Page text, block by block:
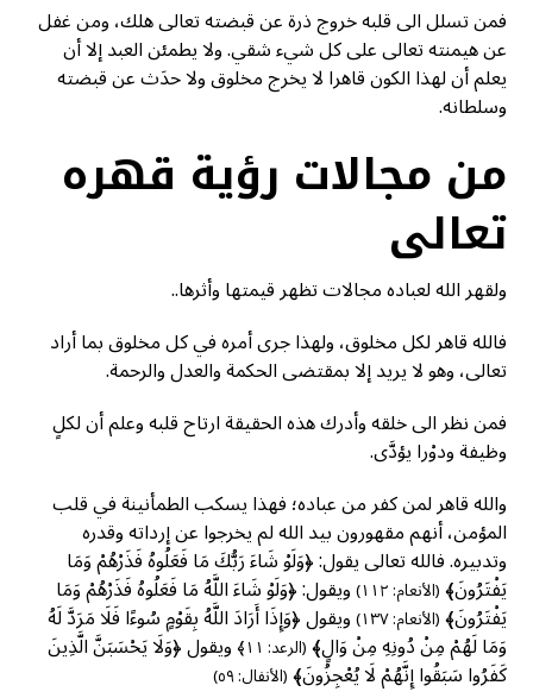
فمن تسلل الى قلبه خروج ذرة عن قبضته تعالى هلك، ومن غفل
عن هيمنته تعالى على كل شيء شقي. ولا يطمئن العبد إلا أن
يعلم أن لهذا الكون قاهرا لا يخرج مخلوق ولا حدَث عن قبضته
وسلطانه.
من مجالات رؤية قهره
تعالى
ولقهر الله لعباده مجالات تظهر قيمتها وأثرها..
فالله قاهر لكل مخلوق، ولهذا جرى أمره في كل مخلوق بما أراد
تعالى، وهو لا يريد إلا بمقتضى الحكمة والعدل والرحمة.
فمن نظر الى خلقه وأدرك هذه الحقيقة ارتاح قلبه وعلم أن لكلٍ
وظيفة ودوْرا يؤدَّى.
والله قاهر لمن كفر من عباده؛ فهذا يسكب الطمأنينة في قلب
المؤمن، أنهم مقهورون بيد الله لم يخرجوا عن إرداته وقدره
وتدبيره. فالله تعالى يقول: ﴿وَلَوْ شَاءَ رَبُّكَ مَا فَعَلُوهُ فَذَرْهُمْ وَمَا
يَفْتَرُونَ﴾(الأنعام: ١١٢) ويقول: ﴿وَلَوْ شَاءَ اللَّهُ مَا فَعَلُوهُ فَذَرْهُمْ وَمَا
يَفْتَرُونَ﴾(الأنعام: ١٣٧) ويقول ﴿وَإِذَا أَرَادَ اللَّهُ بِقَوْمٍ سُوءًا فَلَا مَرَدَّ لَهُ
وَمَا لَهُمْ مِنْ دُونِهِ مِنْ وَالٍ﴾(الرعد: ١١﴾ ويقول ﴿وَلَا يَحْسَبَنَّ الَّذِينَ
كَفَرُوا سَبَقُوا إِنَّهُمْ لَا يُعْجِزُونَ﴾(الأنفال: ٥٩)